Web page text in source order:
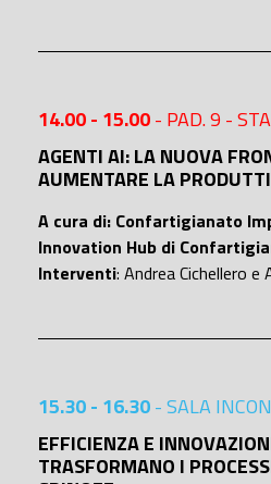
14.00 - 15.00- PAD. 9 -
AGENTI AI: LA NUOVA
AUMENTARE LA
A cura di: Confartigianato
Innovation Hub di
Interventi: Andrea Cichellero e
15.30 - 16.30- SALA
EFFICIENZA E
TRASFORMANO I